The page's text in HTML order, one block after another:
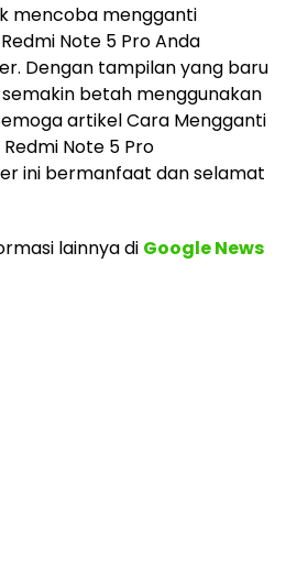
mencoba mengganti
Note 5 Pro Anda
Dengan tampilan yang baru
betah menggunakan
artikel Cara Mengganti
Note 5 Pro
ini bermanfaat dan selamat
lainnyadi Google News